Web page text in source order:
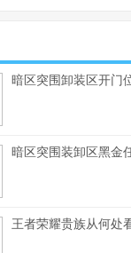
暗区突围卸装区开门
暗区突围装卸区黑金
王者荣耀贵族从何处